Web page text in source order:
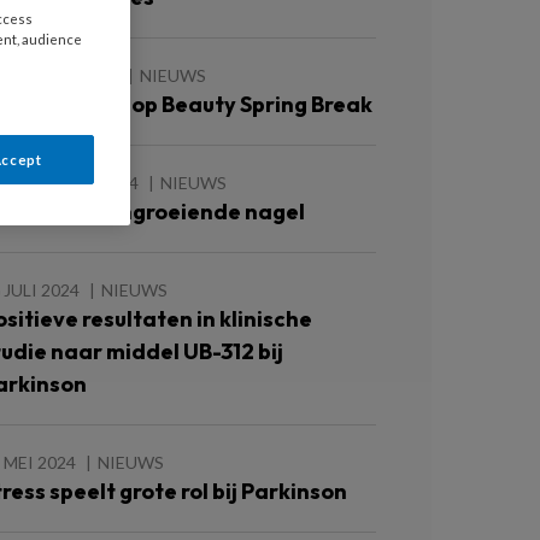
NIEUWS
op Beauty Spring Break
AUGUSTUS 2024 NIEUWS
ingroeiende nagel
JULI 2024 NIEUWS
resultaten in klinische
naar middel UB-312 bij
MEI 2024 NIEUWS
speelt grote rol bij Parkinson
audience